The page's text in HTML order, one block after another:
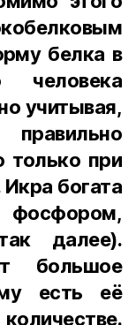
белка в
человека
учитывая,
только при
богата
далее).
большое
есть её